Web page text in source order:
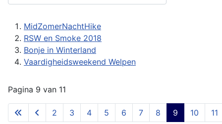
MidZomerNachtHike
RSW en Smoke 2018
Bonje in Winterland
Vaardigheidsweekend Welpen
Pagina 9 van 11
2 3 4 5 6 7 8 9 10 11